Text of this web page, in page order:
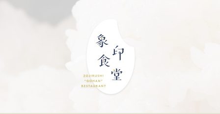
難波・なんばスカイオにある
和食「象印食堂」の公式ブログ
大阪難波の和食「象印食堂」。象印マ
ホービンが、「ごはんレストラン」と
して、美味しいごはんをご提供しま